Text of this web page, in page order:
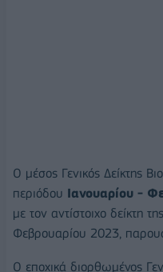
Ο μέσος Γενικός Δείκτης
περιόδου Ιανουαρίου -
με τον αντίστοιχο δείκτη
Φεβρουαρίου 2023,
Ο εποχικά διορθωμένος